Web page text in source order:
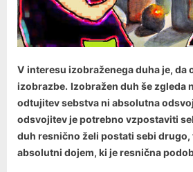
V interesu izobraženega duha je, da
izobrazbe. Izobražen duh še zgleda
odtujitev sebstva ni absolutna
odsvojitev je potrebno vzpostaviti
duh resnično želi postati sebi drugo,
absolutni dojem, ki je resnična